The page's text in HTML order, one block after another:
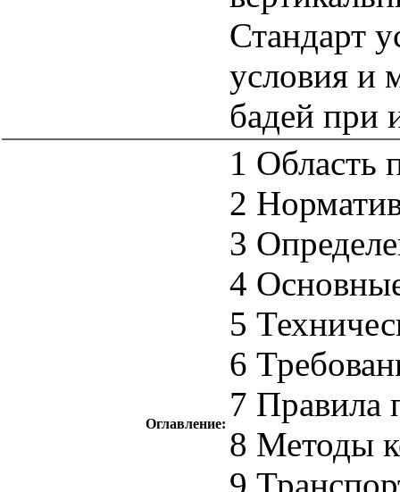
Стандарт
условия и
бадей при
Оглавление:
1 Область
2
3
4
5
6
7 Правила
8 Методы